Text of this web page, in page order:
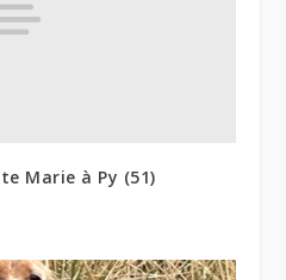
Marie à Py (51)